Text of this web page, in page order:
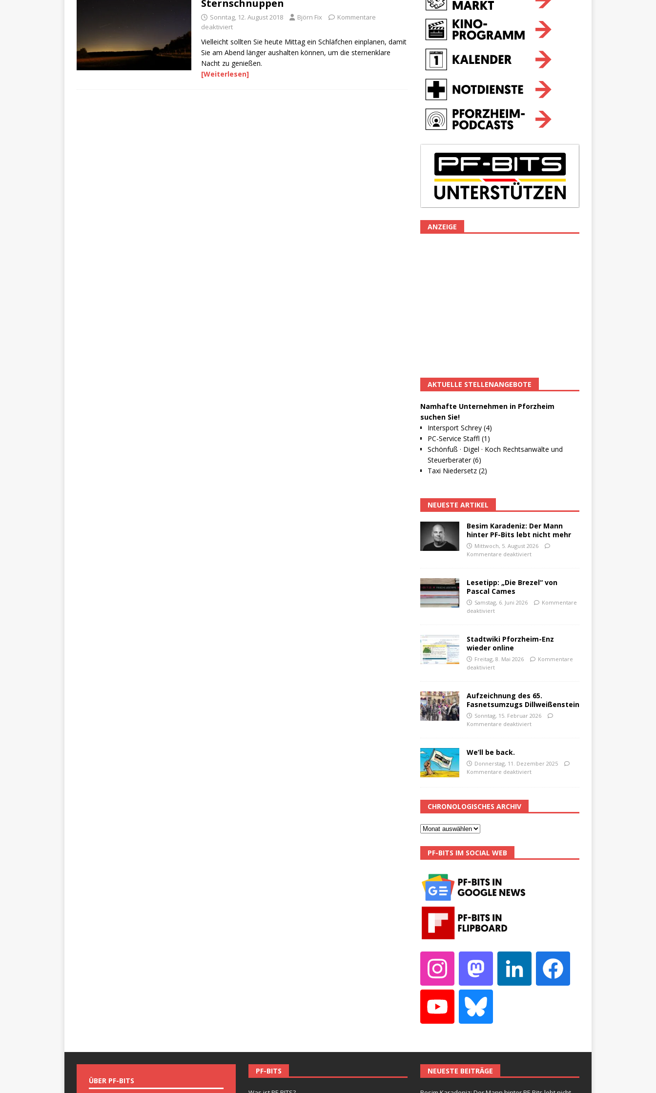
Sternschnuppen
Sonntag, 12. August 2018 Björn Fix
Kommentare
deaktiviert
Vielleicht sollten Sie heute Mittag ein Schläfchen einplanen, damit
Sie am Abend länger aushalten können, um die sternenklare
Nacht zu genießen.
[Weiterlesen]
ANZEIGE
AKTUELLE STELLENANGEBOTE
Namhafte Unternehmen in Pforzheim
suchen Sie!
Intersport Schrey (4)
PC-Service Staffl (1)
Schönfuß · Digel · Koch Rechtsanwälte und
Steuerberater (6)
Taxi Niedersetz (2)
NEUESTE ARTIKEL
Besim Karadeniz: Der Mann
hinter PF-Bits lebt nicht mehr
Mittwoch, 5. August 2026
Kommentare deaktiviert
Lesetipp: „Die Brezel“ von
Pascal Cames
Samstag, 6. Juni 2026
Kommentare
deaktiviert
Stadtwiki Pforzheim-Enz
wieder online
Freitag, 8. Mai 2026
Kommentare
deaktiviert
Aufzeichnung des 65.
Fasnetsumzugs Dillweißenstein
Sonntag, 15. Februar 2026
Kommentare deaktiviert
We’ll be back.
Donnerstag, 11. Dezember 2025
Kommentare deaktiviert
CHRONOLOGISCHES ARCHIV
PF-BITS IM SOCIAL WEB
ÜBER PF-BITS
PF-BITS NEUESTE BEITRÄGE